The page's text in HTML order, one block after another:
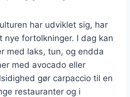
har udviklet sig, har
nye fortolkninger. I dag kan
med laks, tun, og endda
med avocado eller
gør carpaccio til en
restauranter og i